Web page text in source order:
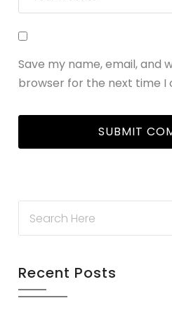
Save my name, email, and
browser for the next time I
Recent Posts